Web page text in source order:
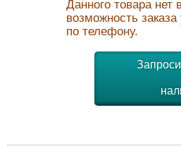
Данного товара нет
возможность заказа
по телефону.